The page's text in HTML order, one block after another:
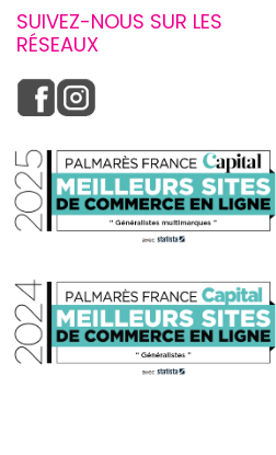
SUIVEZ-NOUS SUR LES
RÉSEAUX